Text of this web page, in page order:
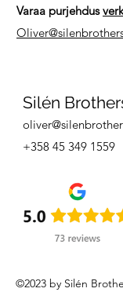
Varaa purjehdus
Silén
+358 45 349 1559
©2023 by Silén